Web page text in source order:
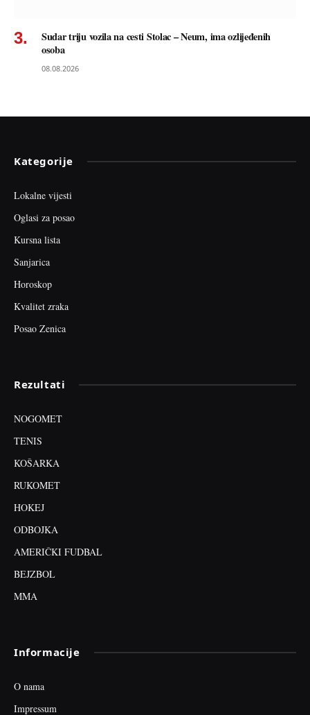
Sudar triju vozila na cesti Stolac – Neum, ima ozlijeđenih
osoba
08.08.2026
Kategorije
Lokalne vijesti
Oglasi za posao
Kursna lista
Sanjarica
Horoskop
Kvalitet zraka
Posao Zenica
Rezultati
NOGOMET
TENIS
KOŠARKA
RUKOMET
HOKEJ
ODBOJKA
AMERIČKI FUDBAL
BEJZBOL
MMA
Informacije
O nama
Impressum